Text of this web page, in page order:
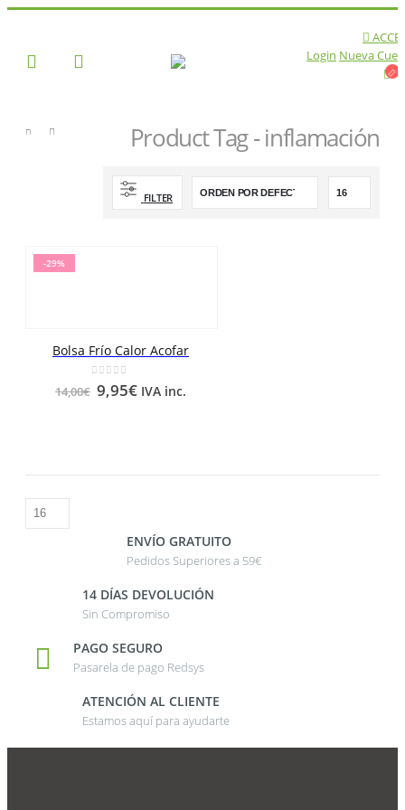
Login Nueva
Product Tag - inflamación
FILTER
-29%
Bolsa Frío Calor Acofar
out of 5
14,00€ 9,95€ IVA inc.
ENVÍO GRATUITO
Pedidos Superiores a 59€
14 DÍAS DEVOLUCIÓN
Sin Compromiso
PAGO SEGURO
Pasarela de pago Redsys
ATENCIÓN AL CLIENTE
Estamos aquí para ayudarte